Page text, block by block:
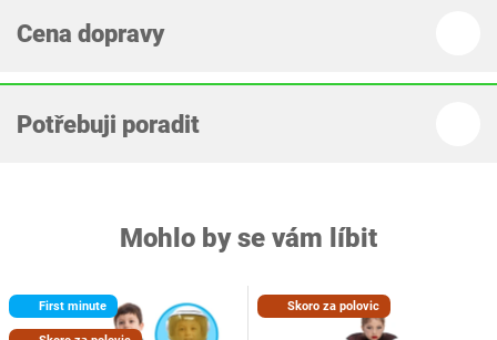
Cena dopravy
Potřebuji poradit
Mohlo by se vám líbit
First minute Skoro za polovic